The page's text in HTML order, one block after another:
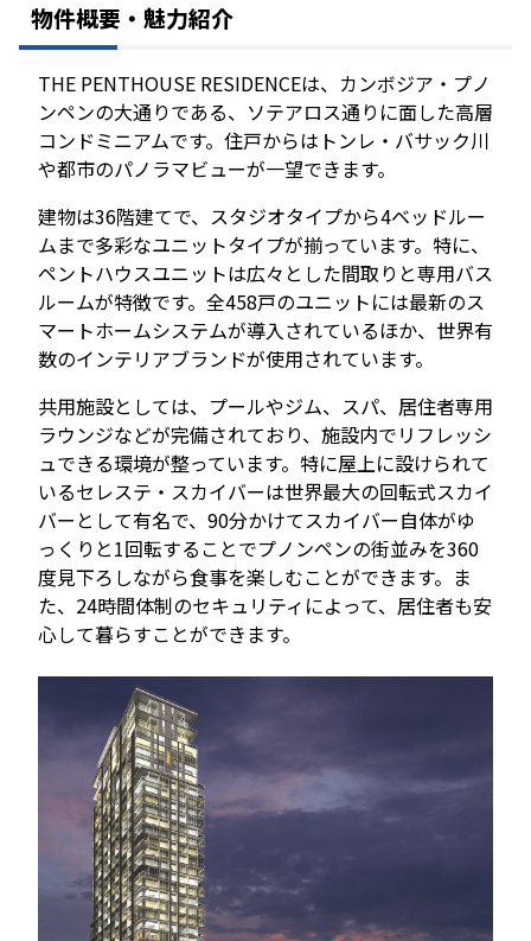
物件概要・魅力紹介
THE PENTHOUSE RESIDENCEは、カンボジア・プノ
ンペンの大通りである、ソテアロス通りに面した高層
コンドミニアムです。住戸からはトンレ・バサック川
や都市のパノラマビューが一望できます。
建物は36階建てで、スタジオタイプから4ベッドルー
ムまで多彩なユニットタイプが揃っています。特に、
ペントハウスユニットは広々とした間取りと専用バス
ルームが特徴です。全458戸のユニットには最新のス
マートホームシステムが導入されているほか、世界有
数のインテリアブランドが使用されています。
共用施設としては、プールやジム、スパ、居住者専用
ラウンジなどが完備されており、施設内でリフレッシ
ュできる環境が整っています。特に屋上に設けられて
いるセレステ・スカイバーは世界最大の回転式スカイ
バーとして有名で、90分かけてスカイバー自体がゆ
っくりと1回転することでプノンペンの街並みを360
度見下ろしながら食事を楽しむことができます。ま
た、24時間体制のセキュリティによって、居住者も安
心して暮らすことができます。